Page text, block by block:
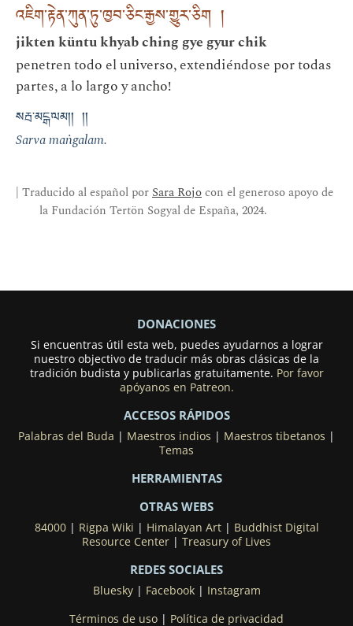
འཇིག་རྟེན་ཀུན་ཏུ་ཁྱབ་ཅིང་རྒྱས་གྱུར་ཅིག །
jikten küntu khyab ching gye gyur chik
penetren todo el universo, extendiéndose por todas
partes, a lo largo y ancho!
སརྦ་མངྒ་ལམ།། །།
Sarva maṅgalam.
| Traducido al español porSara Rojocon el generoso apoyo de
la Fundación Tertön Sogyal de España, 2024.
DONACIONES
Si encuentras útil esta web, puedes ayudarnos a lograr
nuestro objectivo de traducir más obras clásicas de la
tradición budista y publicarlas gratuitamente. Por favor
apóyanos en Patreon.
ACCESOS RÁPIDOS
Palabras del Buda | Maestros indios | Maestros tibetanos |
Temas
HERRAMIENTAS
OTRAS WEBS
84000| Rigpa Wiki | Himalayan Art| Buddhist Digital
Resource Center | Treasury of Lives
REDES SOCIALES
Bluesky| Facebook| Instagram
Términos de uso | Política de privacidad